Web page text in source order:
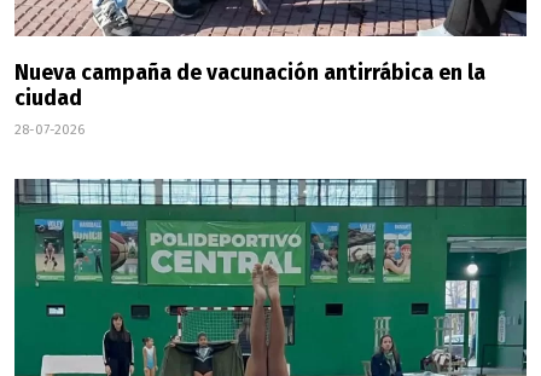
Nueva campaña de vacunación antirrábica en la
ciudad
28-07-2026